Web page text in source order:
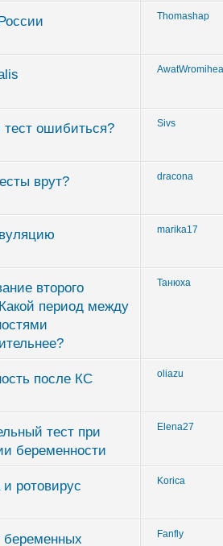
Thomashap
ошибиться? Sivs
врут? dracona
marika17
второго
период между
Танюха
после КС oliazu
тест при
беременности
Elena27
ротовирус Korica
Fanfly